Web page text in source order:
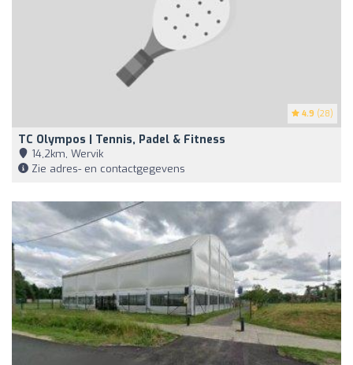
4.9 (28)
TC Olympos | Tennis, Padel & Fitness
14,2km, Wervik
Zie adres- en contactgegevens